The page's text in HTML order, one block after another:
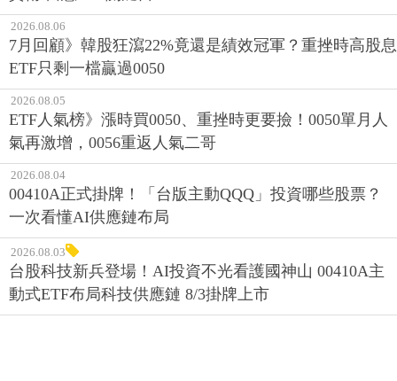
2026.08.06
7月回顧》韓股狂瀉22%竟還是績效冠軍？重挫時高股息
ETF只剩一檔贏過0050
2026.08.05
ETF人氣榜》漲時買0050、重挫時更要撿！0050單月人
氣再激增，0056重返人氣二哥
2026.08.04
00410A正式掛牌！「台版主動QQQ」投資哪些股票？
一次看懂AI供應鏈布局
2026.08.03
台股科技新兵登場！AI投資不光看護國神山 00410A主
動式ETF布局科技供應鏈 8/3掛牌上市